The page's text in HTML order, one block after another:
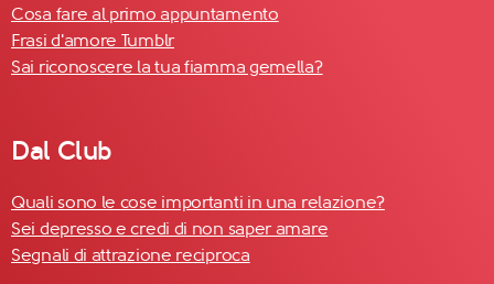
Cosa fare al primo appuntamento
Frasi d'amore Tumblr
Sai riconoscere la tua fiamma gemella?
Dal Club
Quali sono le cose importanti in una relazione?
Sei depresso e credi di non saper amare
Segnali di attrazione reciproca